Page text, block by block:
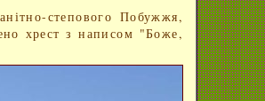
степового Побужжя,
хрест з написом "Боже,